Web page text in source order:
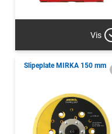
Vis
Slipeplate MIRKA 150 mm